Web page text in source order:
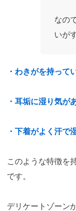
なの
いが
・わきがを持って
・耳垢に湿り気が
・下着がよく汗で
このような特徴を
です。
デリケートゾーン